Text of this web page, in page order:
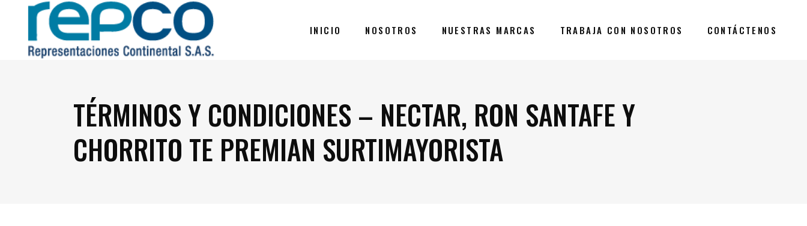
INICIO NOSOTROS NUESTRAS MARCAS TRABAJA CON NOSOTROS CONTÁCTENOS
TÉRMINOS Y CONDICIONES – NECTAR, RON SANTAFE Y
CHORRITO TE PREMIAN SURTIMAYORISTA